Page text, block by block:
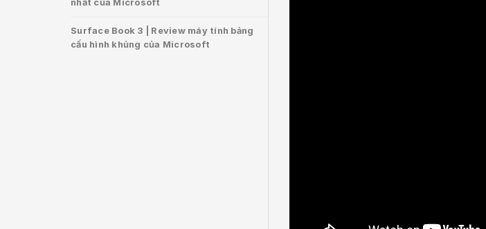
nhất của Microsoft
Surface Book 3 | Review máy tính bảng
cấu hình khủng của Microsoft